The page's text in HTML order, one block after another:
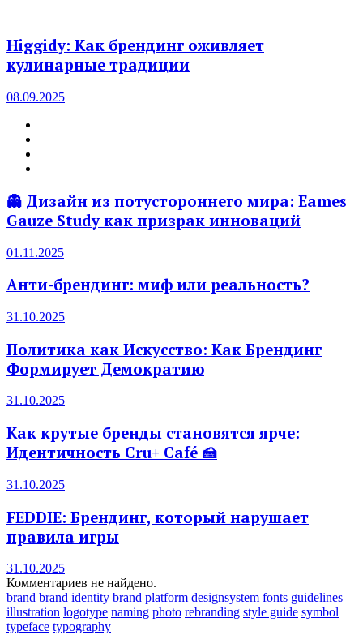
Higgidy: Как брендинг оживляет
кулинарные традиции
08.09.2025
👻 Дизайн из потустороннего мира: Eames
Gauze Study как призрак инноваций
01.11.2025
Анти-брендинг: миф или реальность?
31.10.2025
Политика как Искусство: Как Брендинг
Формирует Демократию
31.10.2025
Как крутые бренды становятся ярче:
Идентичность Cru+ Café 🍰
31.10.2025
FEDDIE: Брендинг, который нарушает
правила игры
31.10.2025
Комментариев не найдено.
brand brand identity brand platform designsystem fonts guidelines
illustration logotype naming photo rebranding style guide symbol
typeface typography